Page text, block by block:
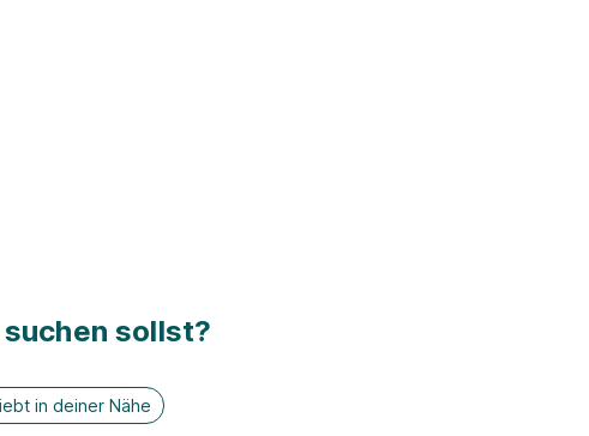
sollst?
in deiner Nähe